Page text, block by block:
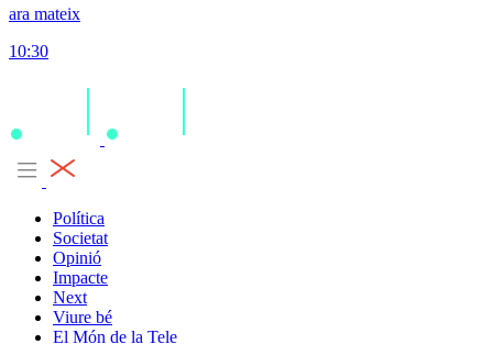
ara mateix
10:30
Política
Societat
Opinió
Impacte
Next
Viure bé
El Món de la Tele